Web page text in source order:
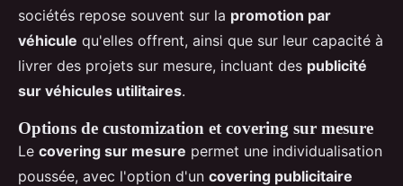
sociétés repose souvent sur la promotion par
véhicule qu'elles offrent, ainsi que sur leur capacité à
livrer des projets sur mesure, incluant des publicité
sur véhicules utilitaires.
Options de customization et covering sur mesure
Le covering sur mesure permet une individualisation
poussée, avec l'option d'un covering publicitaire